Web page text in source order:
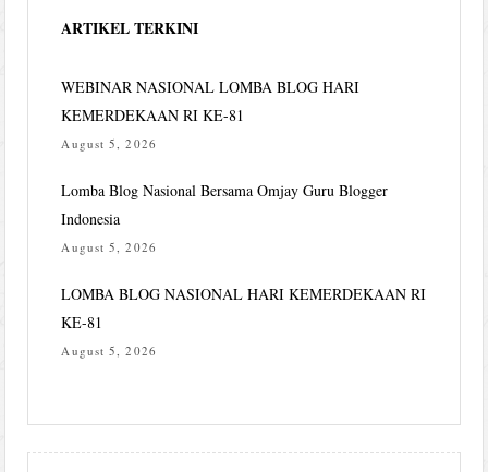
ARTIKEL TERKINI
WEBINAR NASIONAL LOMBA BLOG HARI
KEMERDEKAAN RI KE-81
August 5, 2026
Lomba Blog Nasional Bersama Omjay Guru Blogger
Indonesia
August 5, 2026
LOMBA BLOG NASIONAL HARI KEMERDEKAAN RI
KE-81
August 5, 2026